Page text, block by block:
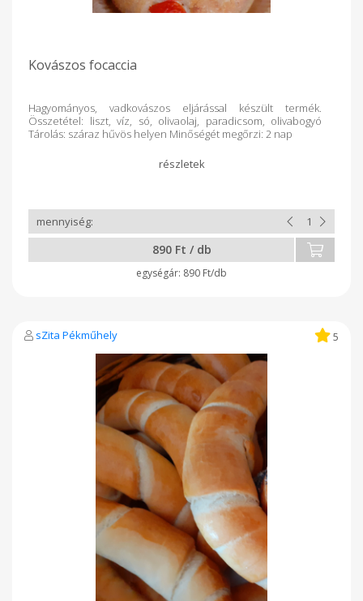
Kovászos focaccia
Hagyományos, vadkovászos eljárással készült termék.
Összetétel: liszt, víz, só, olivaolaj, paradicsom, olivabogyó
Tárolás: száraz hűvös helyen Minőségét megőrzi: 2 nap
890 Ft / db
890 Ft/db
sZita Pékműhely 5